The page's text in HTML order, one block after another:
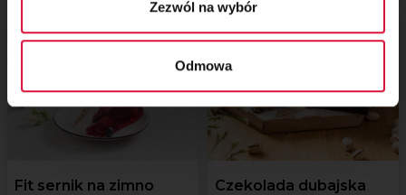
Zezwól na wybór
Odmowa
Fit sernik na zimno Czekolada dubajska